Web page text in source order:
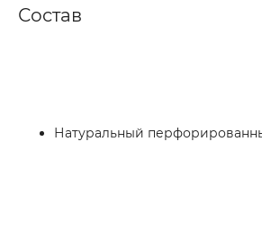
Состав
Натуральный